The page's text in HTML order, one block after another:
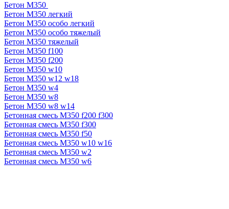
Бетон М350
Бетон М350 легкий
Бетон М350 особо легкий
Бетон М350 особо тяжелый
Бетон М350 тяжелый
Бетон М350 f100
Бетон М350 f200
Бетон М350 w10
Бетон М350 w12 w18
Бетон М350 w4
Бетон М350 w8
Бетон М350 w8 w14
Бетонная смесь М350 f200 f300
Бетонная смесь М350 f300
Бетонная смесь М350 f50
Бетонная смесь М350 w10 w16
Бетонная смесь М350 w2
Бетонная смесь М350 w6